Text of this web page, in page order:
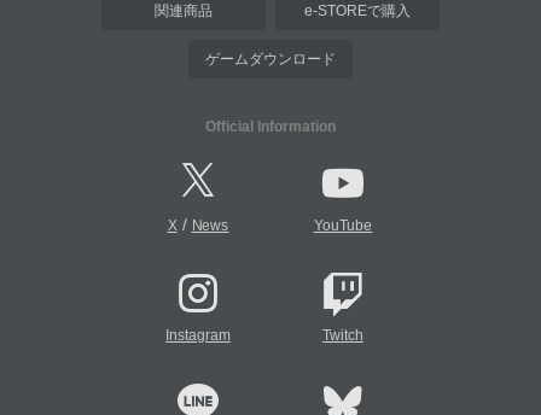
関連商品 e-STOREで購入
ゲームダウンロード
Official Information
X/ News YouTube
Instagram Twitch